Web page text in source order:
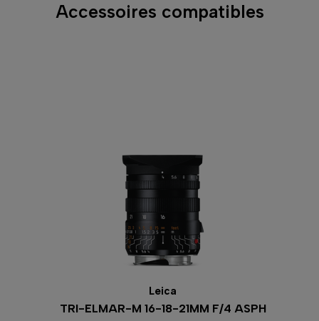
Accessoires compatibles
Leica
TRI-ELMAR-M 16-18-21MM F/4 ASPH